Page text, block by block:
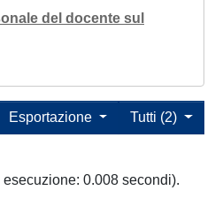
del docente sul
Tutti (2)
Esportazione
0.008 secondi).